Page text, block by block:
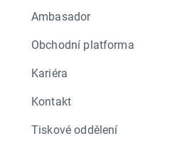
Ambasador
Obchodní platforma
Kariéra
Kontakt
Tiskové oddělení